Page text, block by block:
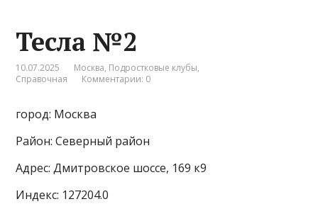
Тесла №2
10.07.2025 Москва, Подростковые клубы,
Справочная
Комментарии: 0
город: Москва
Район: Северный район
Адрес: Дмитровское шоссе, 169 к9
Индекс: 127204.0